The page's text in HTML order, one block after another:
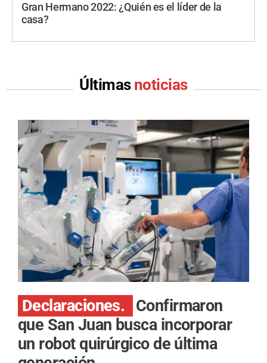
Gran Hermano 2022: ¿Quién es el líder de la
casa?
Últimas noticias
Declaraciones.
Confirmaron
que San Juan busca incorporar
un robot quirúrgico de última